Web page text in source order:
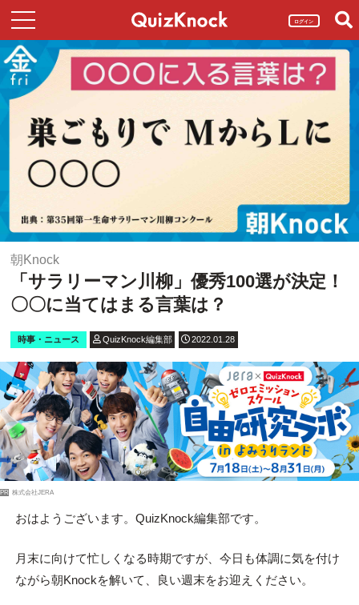
ログイン
朝Knock
「サラリーマン川柳」優秀100選が決定！
〇〇に当てはまる言葉は？
時事・ニュース QuizKnock編集部 2022.01.28
PR 株式会社JERA
おはようございます。QuizKnock編集部です。
月末に向けて忙しくなる時期ですが、今日も体調に気を付け
ながら朝Knockを解いて、良い週末をお迎えください。